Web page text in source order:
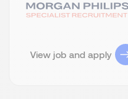
View job and apply